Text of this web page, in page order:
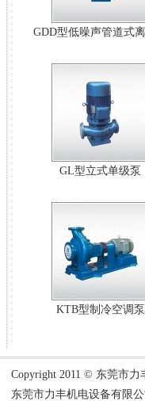
GDD型低噪声管道式
GL型立式单级泵
KTB型制冷空调泵
Copyright 2011 © 东莞市
东莞市力丰机电设备有限